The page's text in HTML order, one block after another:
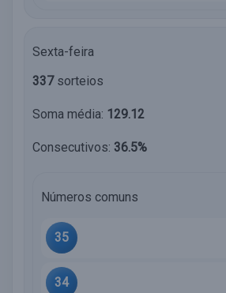
Sexta-feira
337sorteios
Soma média: 129.12
Consecutivos: 36.5%
Números comuns
35
34